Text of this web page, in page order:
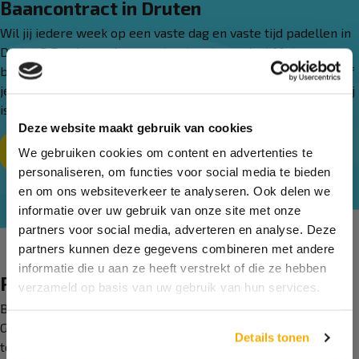
Deze website maakt gebruik van cookies
We gebruiken cookies om content en advertenties te
personaliseren, om functies voor social media te bieden
en om ons websiteverkeer te analyseren. Ook delen we
informatie over uw gebruik van onze site met onze
partners voor social media, adverteren en analyse. Deze
partners kunnen deze gegevens combineren met andere
informatie die u aan ze heeft verstrekt of die ze hebben
verzameld op basis van uw gebruik van hun services.
Details tonen
Baancontract in Druten
Wil jij iedere week op een vaste dag en vaste tijd padellen in
Druten? Dan is een baancontract wat voor jou! Met een
baancontract speel je wekelijks op een vast moment en hoef
je jezelf niet druk te maken over of er nog een padelbaan vrij
is op het moment dat je graag wil spelen.
Meer informatie
Racket verhuur & ballen verkoop
Beschik je zelf niet over een padelracket en/of -ballen?
Geen probleem! Op locatie is het mogelijk om padelrackets
te huren en ballen te kopen. Let op: de ballen en rackets